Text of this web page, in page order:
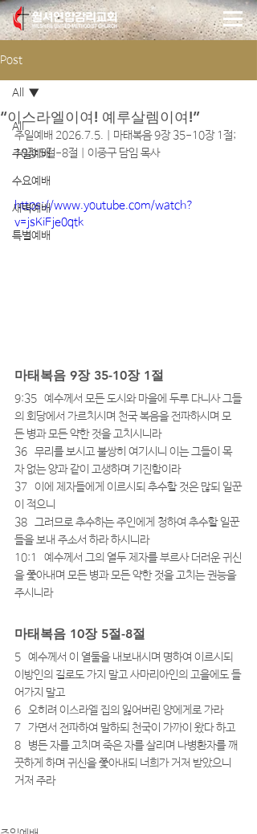
Post
All
주일예배
수요예배
새벽예배
특별예배
All
“이스라엘이여! 예루살렘이여!”
주일예배 2026.7.5. | 마태복음 9장 35-10장 1절;
10장 5절-8절 | 이종구 담임 목사
https://www.youtube.com/watch?
v=jsKiFje0qtk
마태복음 9장 35-10장 1절
9:35   예수께서 모든 도시와 마을에 두루 다니사 그들
의 회당에서 가르치시며 천국 복음을 전파하시며 모
든 병과 모든 약한 것을 고치시니라
36   무리를 보시고 불쌍히 여기시니 이는 그들이 목
자 없는 양과 같이 고생하며 기진함이라
37   이에 제자들에게 이르시되 추수할 것은 많되 일꾼
이 적으니
38   그러므로 추수하는 주인에게 청하여 추수할 일꾼
들을 보내 주소서 하라 하시니라
10:1   예수께서 그의 열두 제자를 부르사 더러운 귀신
을 쫓아내며 모든 병과 모든 약한 것을 고치는 권능을
주시니라
마태복음 10장 5절-8절
5   예수께서 이 열둘을 내보내시며 명하여 이르시되
이방인의 길로도 가지 말고 사마리아인의 고을에도 들
어가지 말고
6   오히려 이스라엘 집의 잃어버린 양에게로 가라
7   가면서 전파하여 말하되 천국이 가까이 왔다 하고
8   병든 자를 고치며 죽은 자를 살리며 나병환자를 깨
끗하게 하며 귀신을 쫓아내되 너희가 거저 받았으니
거저 주라